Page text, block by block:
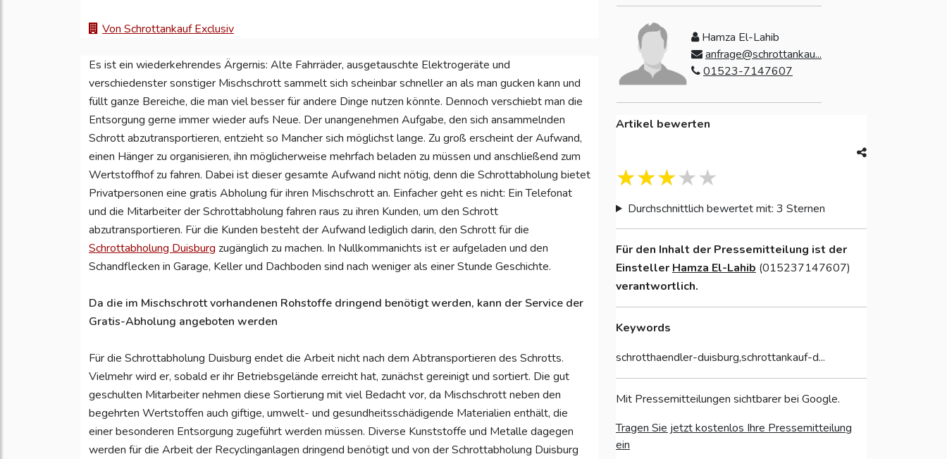
Von Schrottankauf Exclusiv
Es ist ein wiederkehrendes Ärgernis: Alte Fahrräder, ausgetauschte Elektrogeräte und
verschiedenster sonstiger Mischschrott sammelt sich scheinbar schneller an als man gucken kann und
füllt ganze Bereiche, die man viel besser für andere Dinge nutzen könnte. Dennoch verschiebt man die
Entsorgung gerne immer wieder aufs Neue. Der unangenehmen Aufgabe, den sich ansammelnden
Schrott abzutransportieren, entzieht so Mancher sich möglichst lange. Zu groß erscheint der Aufwand,
einen Hänger zu organisieren, ihn möglicherweise mehrfach beladen zu müssen und anschließend zum
Wertstoffhof zu fahren. Dabei ist dieser gesamte Aufwand nicht nötig, denn die Schrottabholung bietet
Privatpersonen eine gratis Abholung für ihren Mischschrott an. Einfacher geht es nicht: Ein Telefonat
und die Mitarbeiter der Schrottabholung fahren raus zu ihren Kunden, um den Schrott
abzutransportieren. Für die Kunden besteht der Aufwand lediglich darin, den Schrott für die
Schrottabholung Duisburg zugänglich zu machen. In Nullkommanichts ist er aufgeladen und den
Schandflecken in Garage, Keller und Dachboden sind nach weniger als einer Stunde Geschichte.
Da die im Mischschrott vorhandenen Rohstoffe dringend benötigt werden, kann der Service der
Gratis-Abholung angeboten werden
Für die Schrottabholung Duisburg endet die Arbeit nicht nach dem Abtransportieren des Schrotts.
Vielmehr wird er, sobald er ihr Betriebsgelände erreicht hat, zunächst gereinigt und sortiert. Die gut
geschulten Mitarbeiter nehmen diese Sortierung mit viel Bedacht vor, da Mischschrott neben den
begehrten Wertstoffen auch giftige, umwelt- und gesundheitsschädigende Materialien enthält, die
einer besonderen Entsorgung zugeführt werden müssen. Diverse Kunststoffe und Metalle dagegen
werden für die Arbeit der Recyclinganlagen dringend benötigt und von der Schrottabholung Duisburg
Hamza El-Lahib
anfrage@schrottankau...
01523-7147607
Artikel bewerten
Durchschnittlich bewertet mit: 3 Sternen
Für den Inhalt der Pressemitteilung ist der
Einsteller Hamza El-Lahib (015237147607)
verantwortlich.
Keywords
schrotthaendler-duisburg,schrottankauf-d...
Mit Pressemitteilungen sichtbarer bei Google.
Tragen Sie jetzt kostenlos Ihre Pressemitteilung
ein